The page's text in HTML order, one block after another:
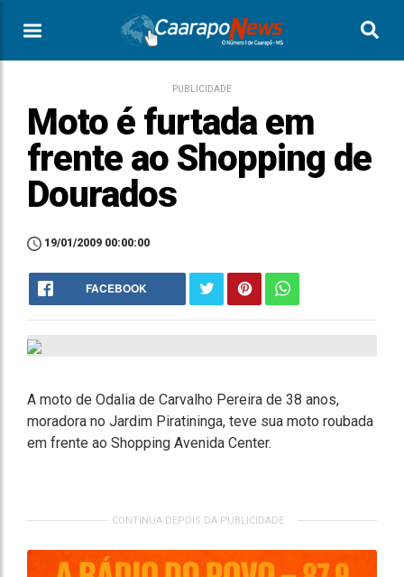
PUBLICIDADE
Moto é furtada em
frente ao Shopping de
Dourados
19/01/2009 00:00:00
FACEBOOK
A moto de Odalia de Carvalho Pereira de 38 anos,
moradora no Jardim Piratininga, teve sua moto roubada
em frente ao Shopping Avenida Center.
CONTINUA DEPOIS DA PUBLICIDADE